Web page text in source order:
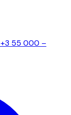
+3 55 000 –